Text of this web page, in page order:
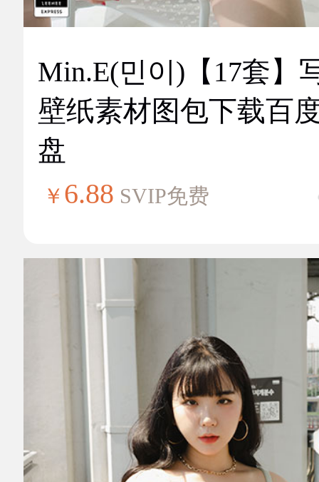
Min.E(민이)【17套】
壁纸素材图包下载百
盘
￥ 6.88 SVIP免费